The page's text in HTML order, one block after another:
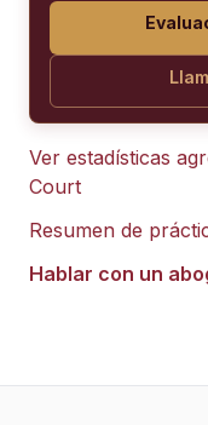
Ver estadísticas
Court
Resumen de
Hablar con un